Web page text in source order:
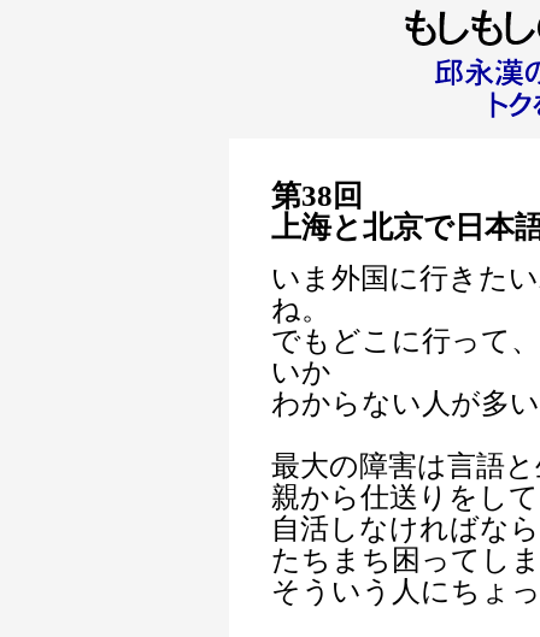
第38回
上海と北京で日本
いま外国に行きた
ね。
でもどこに行って
いか
わからない人が多
最大の障害は言語
親から仕送りをし
自活しなければな
たちまち困ってし
そういう人にちょ